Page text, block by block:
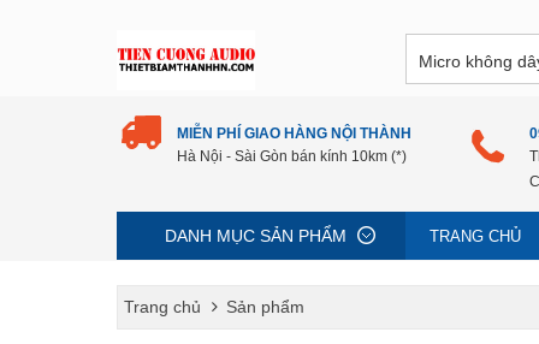
MIỄN PHÍ GIAO HÀNG NỘI THÀNH
Hà Nội - Sài Gòn bán kính 10km (*)
DANH MỤC SẢN PHẨM TRANG CHỦ
Trang chủ Sản phẩm